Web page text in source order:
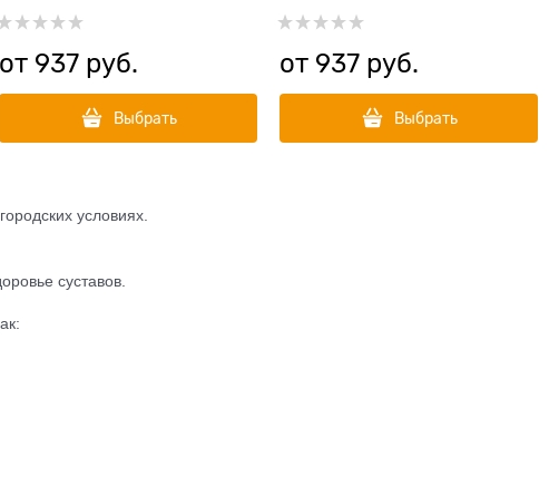
от 937 руб.
Выбрать
от 937 руб.
Выбрать
условиях.
суставов.